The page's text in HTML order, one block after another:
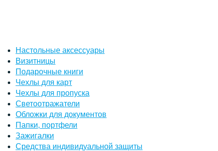
Настольные аксессуары
Визитницы
Подарочные книги
Чехлы для карт
Чехлы для пропуска
Светоотражатели
Обложки для документов
Папки, портфели
Зажигалки
Средства индивидуальной защиты